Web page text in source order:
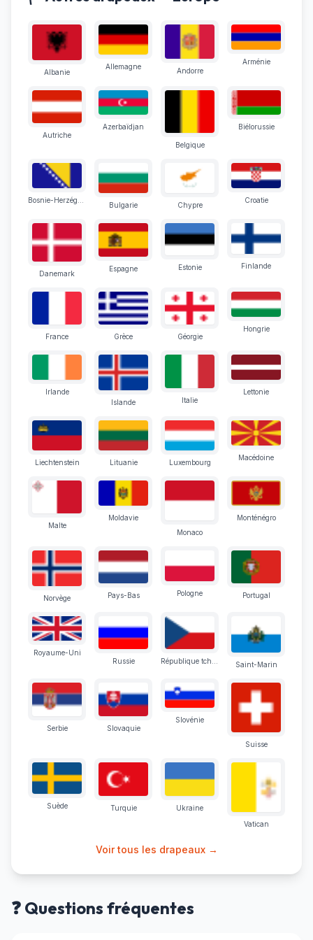
Albanie
Allemagne Andorre
Arménie
Autriche
Azerbaïdjan
Belgique
Biélorussie
Bulgarie Chypre
Croatie
Danemark
Espagne Estonie Finlande
France Grèce Géorgie
Hongrie
Irlande
Islande
Italie
Lettonie
Liechtenstein Lituanie Luxembourg
Macédoine
Malte
Moldavie
Monaco
Monténégro
Norvège Pays-Bas Pologne Portugal
Royaume-Uni
Russie
Saint-Marin
Serbie Slovaquie
Slovénie
Suisse
Suède Turquie
Ukraine
Vatican
Voir tous les drapeaux →
❓ Questions fréquentes